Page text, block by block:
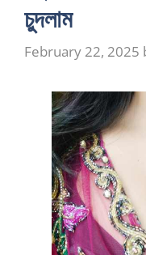
চুদলাম
February 22, 2025